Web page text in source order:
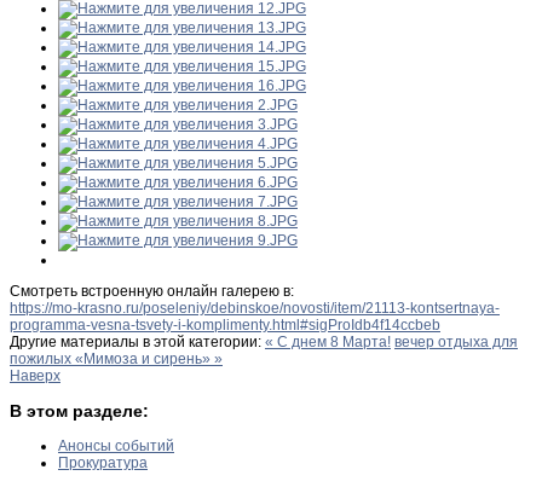
Смотреть встроенную онлайн галерею в:
https://mo-krasno.ru/poseleniy/debinskoe/novosti/item/21113-kontsertnaya-
programma-vesna-tsvety-i-komplimenty.html#sigProIdb4f14ccbeb
Другие материалы в этой категории: « С днем 8 Марта! вечер отдыха для
пожилых «Мимоза и сирень» »
Наверх
В этом разделе:
Анонсы событий
Прокуратура